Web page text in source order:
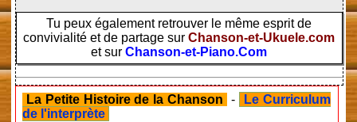
Tu peux également retrouver le même esprit de
convivialité et de partage surChanson-et-Ukuele.com
et surChanson-et-Piano.Com
La Petite Histoire de la Chanson -
Le Curriculum
de l'interprète